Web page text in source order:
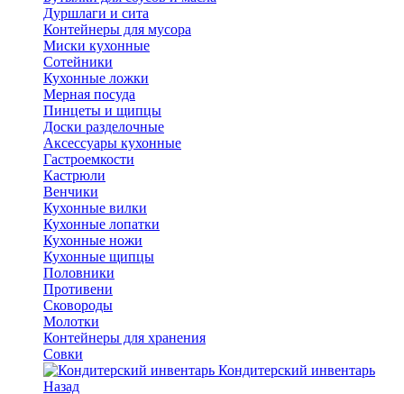
Дуршлаги и сита
Контейнеры для мусора
Миски кухонные
Сотейники
Кухонные ложки
Мерная посуда
Пинцеты и щипцы
Доски разделочные
Аксессуары кухонные
Гастроемкости
Кастрюли
Венчики
Кухонные вилки
Кухонные лопатки
Кухонные ножи
Кухонные щипцы
Половники
Противени
Сковороды
Молотки
Контейнеры для хранения
Совки
Кондитерский инвентарь
Назад